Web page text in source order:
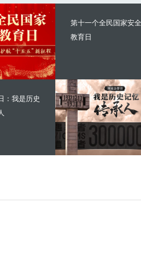
第十一个全民国家安全
教育日
：我是历史